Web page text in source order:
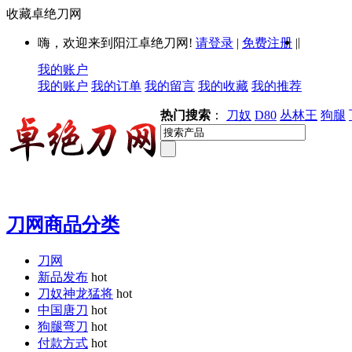
收藏卓绝刀网
嗨，欢迎来到阳江卓绝刀网! 请登录 | 免费注册 ||
我的账户
我的账户 我的订单 我的留言 我的收藏 我的推荐
热门搜索 ： 刀奴 D80 丛林王 狗腿
刀网商品分类
刀网
新品发布 hot
刀奴神龙猛将 hot
中国唐刀 hot
狗腿弯刀 hot
付款方式 hot